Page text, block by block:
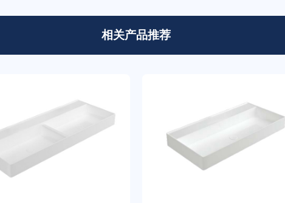
相关产品推荐